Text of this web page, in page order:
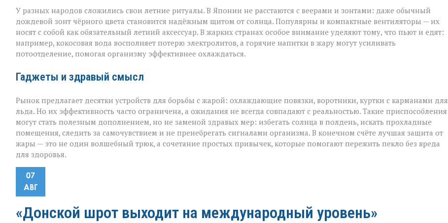
У разных народов сложились свои летние ритуалы. В Японии не расстаются с веерами и зонтами: даже обычный
дождевой зонт чёрного цвета становится надёжным щитом от солнца. Популярны и компактные вентиляторы — их
носят с собой как обязательный летний аксессуар. В жарких странах особое внимание уделяют тому, что пьют и едят:
например, кокосовая вода восполняет потерю электролитов, а горячие напитки в жару могут усиливать
потоотделение, помогая организму эффективнее охлаждаться.
Гаджеты и здравый смысл
Рынок предлагает десятки устройств для борьбы с жарой: охлаждающие повязки, воротники, куртки с карманами для
льда. Но их эффективность часто ограничена, а ожидания не всегда совпадают с реальностью. Такие приспособления
могут стать полезным дополнением, но не заменой здравых мер: избегать солнца в полдень, искать прохладные
помещения, следить за самочувствием и не пренебрегать сигналами организма. В конечном счёте лучшая защита от
жары — это не один волшебный трюк, а сочетание простых привычек, которые помогают пережить пекло без вреда
для здоровья.
07
АВГ
«Донской шрот выходит на международный уровень»